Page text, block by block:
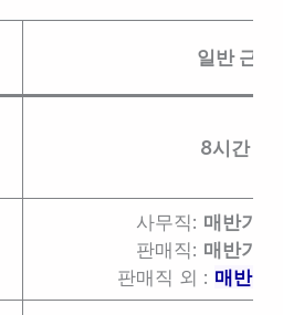
일반 근로
8시간 이
사무직: 매반기 6
판매직: 매반기 6
판매직 외 : 매반기